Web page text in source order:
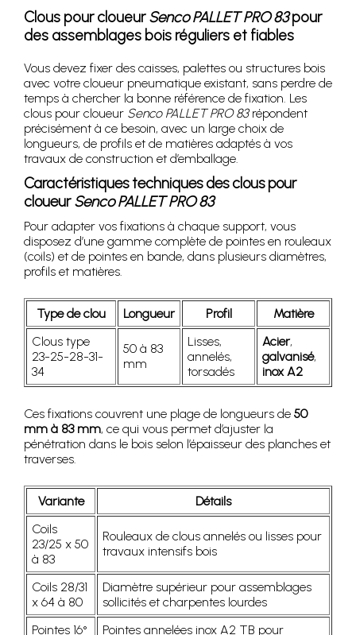
Clous pour cloueurSenco PALLET PRO 83pour
des assemblages bois réguliers et fiables
Vous devez fixer des caisses, palettes ou structures bois
avec votre cloueur pneumatique existant, sans perdre de
temps à chercher la bonne référence de fixation. Les
clous pour cloueur Senco PALLET PRO 83répondent
précisément à ce besoin, avec un large choix de
longueurs, de profils et de matières adaptés à vos
travaux de construction et d’emballage.
Caractéristiques techniques des clous pour
cloueurSenco PALLET PRO 83
Pour adapter vos fixations à chaque support, vous
disposez d’une gamme complète de pointes en rouleaux
(coils) et de pointes en bande, dans plusieurs diamètres,
profils et matières.
Type de clou Longueur Profil
Matière
Clous type
23-25-28-31-
34
50 à 83
mm
Lisses,
annelés,
torsadés
Acier,
galvanisé,
inox A2
Ces fixations couvrent une plage de longueurs de 50
mm à 83 mm, ce qui vous permet d’ajuster la
pénétration dans le bois selon l’épaisseur des planches et
traverses.
Variante
Détails
Coils
23/25 x 50
à 83
Rouleaux de clous annelés ou lisses pour
travaux intensifs bois
Coils 28/31
x 64 à 80
Diamètre supérieur pour assemblages
sollicités et charpentes lourdes
Pointes 16°
Pointes annelées inox A2 TB pour